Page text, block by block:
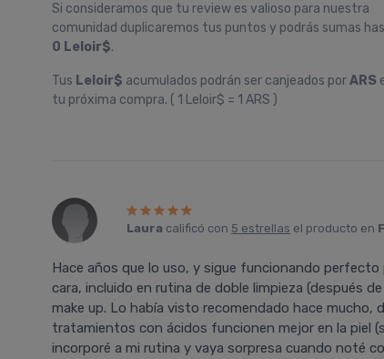
Si consideramos que tu review es valioso para nuestra
comunidad duplicaremos tus puntos y podrás sumas
0 Leloir$.
Tus Leloir$ acumulados podrán ser canjeados porARS
tu próxima compra. ( 1 Leloir$ = 1 ARS )
Laura calificó con 5 estrellas el producto en
Hace años que lo uso, y sigue funcionando perfecto
cara, incluido en rutina de doble limpieza (después
make up. Lo había visto recomendado hace mucho,
tratamientos con ácidos funcionen mejor en la piel
incorporé a mi rutina y vaya sorpresa cuando noté